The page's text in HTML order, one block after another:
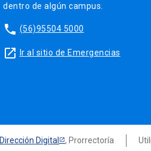
dentro de algún campus.
phone (56)95504 5000
launch Ir al sitio de Emergencias
Dirección Digital , Prorrectoría